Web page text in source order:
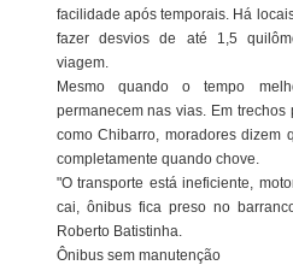
facilidade após temporais. Há
fazer desvios de até 1,5
viagem.
Mesmo quando o tempo
permanecem nas vias. Em
como Chibarro, moradores dizem
completamente quando chove.
"O transporte está ineficiente,
cai, ônibus fica preso no
Roberto Batistinha.
Ônibus sem manutenção